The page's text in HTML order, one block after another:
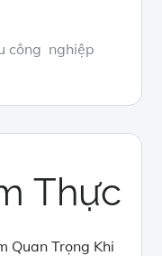
công nghiệp
Thực
Quan Trọng Khi